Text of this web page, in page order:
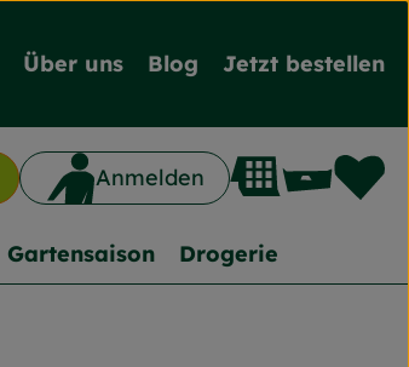
Über uns Blog Jetzt bestellen
Anmelden
Gartensaison Drogerie